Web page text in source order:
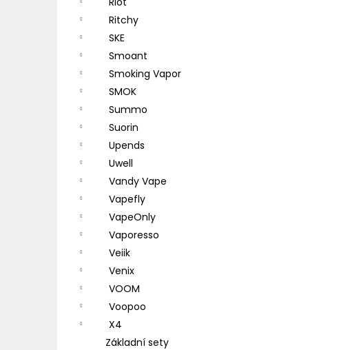
Ritchy
SKE
Smoant
Smoking Vapor
SMOK
Summo
Suorin
Upends
Uwell
Vandy Vape
Vapefly
VapeOnly
Vaporesso
Veiik
Venix
VOOM
Voopoo
X4
Základní sety